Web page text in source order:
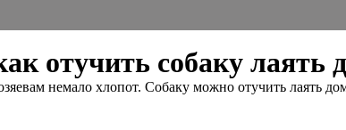
отучить собаку лаять
немало хлопот. Собаку можно отучить лаять